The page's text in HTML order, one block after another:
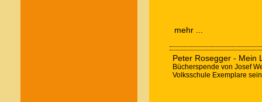
mehr ...
Peter Rosegger - Mein
Bücherspende von Josef
Volksschule Exemplare